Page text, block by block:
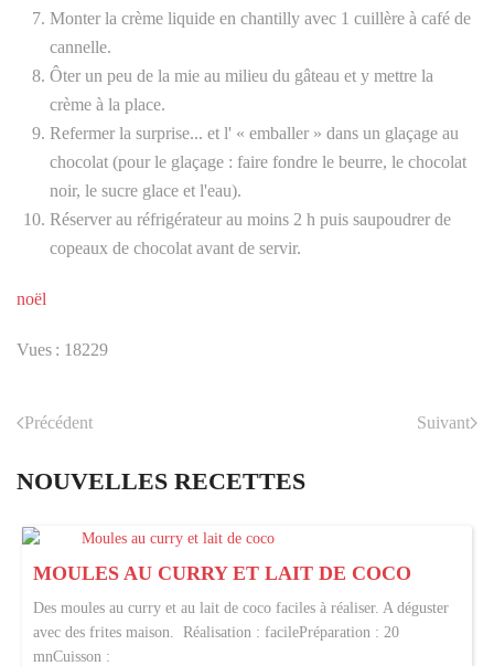
Monter la crème liquide en chantilly avec 1 cuillère à café de
cannelle.
Ôter un peu de la mie au milieu du gâteau et y mettre la
crème à la place.
Refermer la surprise... et l' « emballer » dans un glaçage au
chocolat (pour le glaçage : faire fondre le beurre, le chocolat
noir, le sucre glace et l'eau).
Réserver au réfrigérateur au moins 2 h puis saupoudrer de
copeaux de chocolat avant de servir.
noël
Vues : 18229
Précédent Suivant
NOUVELLES RECETTES
MOULES AU CURRY ET LAIT DE COCO
Des moules au curry et au lait de coco faciles à réaliser. A déguster
avec des frites maison. Réalisation : facilePréparation : 20
mnCuisson :